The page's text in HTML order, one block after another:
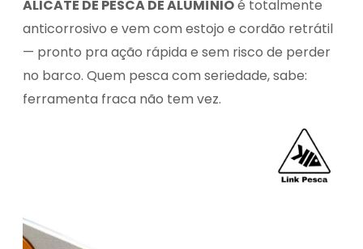
ALICATE DE PESCA DE ALUMÍNIOé totalmente
anticorrosivo e vem com estojo e cordão retrátil
— pronto pra ação rápida e sem risco de perder
no barco. Quem pesca com seriedade, sabe:
ferramenta fraca não tem vez.